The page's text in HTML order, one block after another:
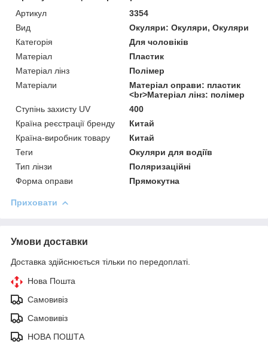
Артикул
3354
Вид
Окуляри: Окуляри, Окуляри
Категорія
Для чоловіків
Матеріал
Пластик
Матеріал лінз
Полімер
Матеріали
Матеріал оправи: пластик
<br>Матеріал лінз: полімер
Ступінь захисту UV
400
Країна реєстрації бренду
Китай
Країна-виробник товару
Китай
Теги
Окуляри для водіїв
Тип лінзи
Поляризаційні
Форма оправи
Прямокутна
Приховати
Умови доставки
Доставка здійснюється тільки по передоплаті.
Нова Пошта
Самовивіз
Самовивіз
НОВА ПОШТА